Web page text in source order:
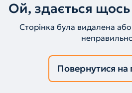
Ой, здається щось
Сторінка була видалена
Повернутися на